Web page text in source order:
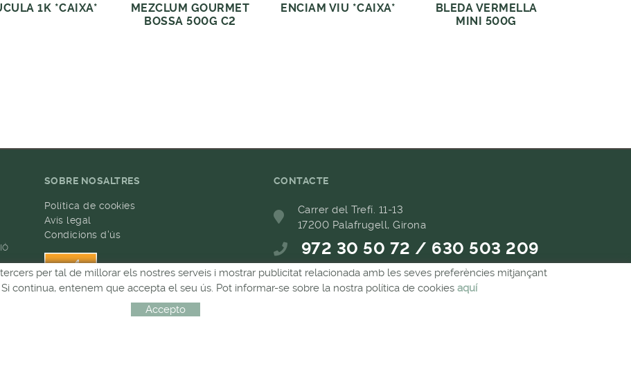
1K *CAIXA*
MEZCLUM GOURMET
BOSSA 500G C2
ENCIAM VIU *CAIXA*
BLEDA VERMELLA
MINI 500G
SOBRE NOSALTRES
Política de cookies
Avís legal
Condicions d'ús
CONTACTE
Carrer del Trefí. 11-13
17200 Palafrugell, Girona
972 30 50 72 / 630 503 209
689 657 489
per tal de millorar els nostres serveis i mostrar publicitat relacionada amb les seves preferències mitjançant
continua, entenem que accepta el seu ús. Pot informar-se sobre la nostra política de cookies aquí
Accepto